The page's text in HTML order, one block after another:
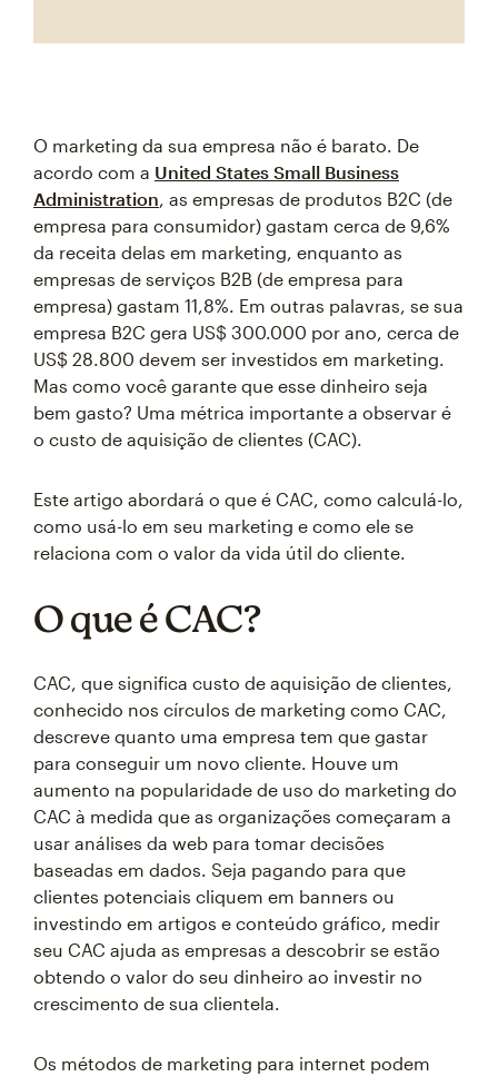
O marketing da sua empresa não é barato. De
acordo com a United States Small Business
Administration, as empresas de produtos B2C (de
empresa para consumidor) gastam cerca de 9,6%
da receita delas em marketing, enquanto as
empresas de serviços B2B (de empresa para
empresa) gastam 11,8%. Em outras palavras, se sua
empresa B2C gera US$ 300.000 por ano, cerca de
US$ 28.800 devem ser investidos em marketing.
Mas como você garante que esse dinheiro seja
bem gasto? Uma métrica importante a observar é
o custo de aquisição de clientes (CAC).
Este artigo abordará o que é CAC, como calculá-lo,
como usá-lo em seu marketing e como ele se
relaciona com o valor da vida útil do cliente.
O que é CAC?
CAC, que significa custo de aquisição de clientes,
conhecido nos círculos de marketing como CAC,
descreve quanto uma empresa tem que gastar
para conseguir um novo cliente. Houve um
aumento na popularidade de uso do marketing do
CAC à medida que as organizações começaram a
usar análises da web para tomar decisões
baseadas em dados. Seja pagando para que
clientes potenciais cliquem em banners ou
investindo em artigos e conteúdo gráfico, medir
seu CAC ajuda as empresas a descobrir se estão
obtendo o valor do seu dinheiro ao investir no
crescimento de sua clientela.
Os métodos de marketing para internet podem